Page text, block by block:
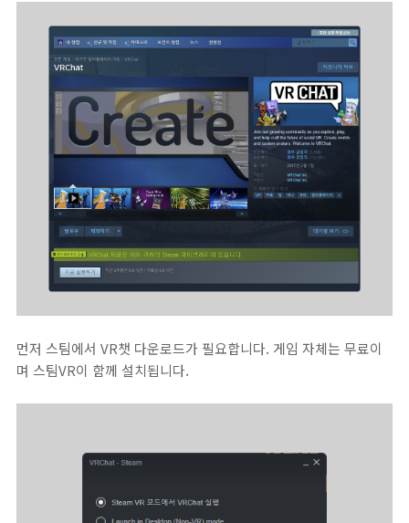
먼저 스팀에서 VR챗 다운로드가 필요합니다. 게임 자체는 무료이
며 스팀VR이 함께 설치됩니다.